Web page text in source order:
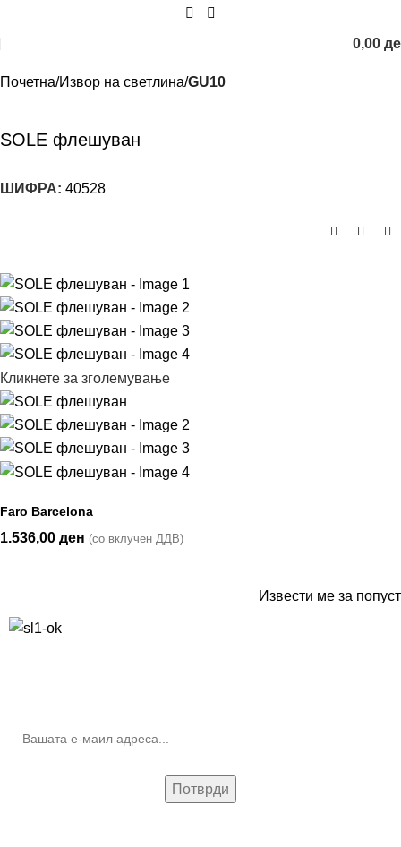
0,00
Почетна Извор на светлина GU10
SOLE флешуван
ШИФРА: 40528
Кликнете за зголемување
Faro Barcelona
1.536,00 ден (со вклучен ДДВ)
Извести ме за попуст